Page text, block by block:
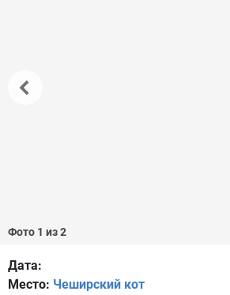
Фото 1 из 2
Дата:
Место: Чеширский кот